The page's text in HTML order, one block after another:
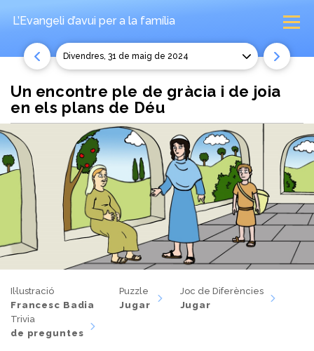
L’Evangeli d’avui per a la família
divendres, 31 de maig de 2024
Un encontre ple de gràcia i de joia
en els plans de Déu
Il·lustració
Francesc Badia
Puzzle
Jugar
Joc de Diferències
Jugar
Trivia
de preguntes